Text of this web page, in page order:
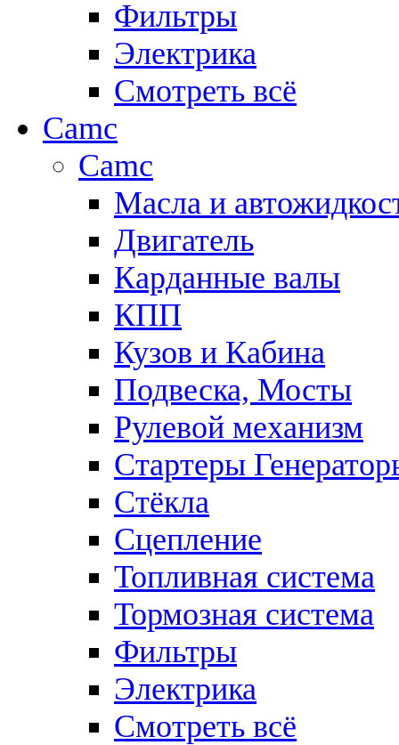
Фильтры
Электрика
Смотреть всё
Camc
Camc
Масла и
Двигатель
Карданные валы
КПП
Кузов и Кабина
Подвеска, Мосты
Рулевой механизм
Стартеры
Стёкла
Сцепление
Топливная система
Тормозная система
Фильтры
Электрика
Смотреть всё